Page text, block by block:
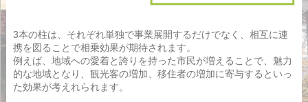
3本の柱は、それぞれ単独で事業展開するだけでなく、相互に連
携を図ることで相乗効果が期待されます。
例えば、地域への愛着と誇りを持った市民が増えることで、魅力
的な地域となり、観光客の増加、移住者の増加に寄与するといっ
た効果が考えれられます。